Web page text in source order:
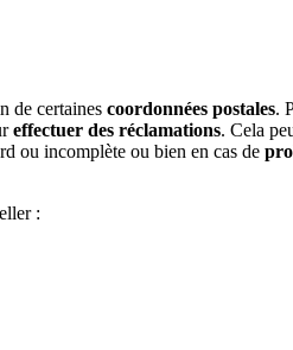
de certaines coordonnées postales.
effectuer des réclamations. Cela
ou incomplète ou bien en cas de
: